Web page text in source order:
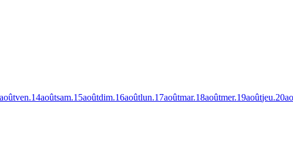
aoûtven.14aoûtsam.15aoûtdim.16aoûtlun.17aoûtmar.18aoûtmer.19aoûtjeu.20